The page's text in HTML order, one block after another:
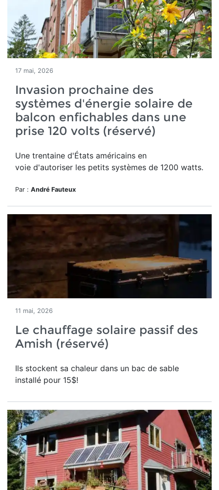
17 mai, 2026
Invasion prochaine des
systèmes d'énergie solaire de
balcon enfichables dans une
prise 120 volts (réservé)
Une trentaine d'États américains en
voie d'autoriser les petits systèmes de 1200 watts.
Par : André Fauteux
11 mai, 2026
Le chauffage solaire passif des
Amish (réservé)
Ils stockent sa chaleur dans un bac de sable
installé pour 15$!